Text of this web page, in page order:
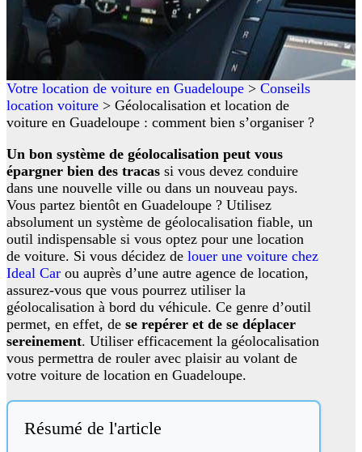
Votre location de voiture en Guadeloupe > Conseils
location voiture > Géolocalisation et location de
voiture en Guadeloupe : comment bien s’organiser ?
Un bon système de géolocalisation peut vous
épargner bien des tracas si vous devez conduire
dans une nouvelle ville ou dans un nouveau pays.
Vous partez bientôt en Guadeloupe ? Utilisez
absolument un système de géolocalisation fiable, un
outil indispensable si vous optez pour une location
de voiture. Si vous décidez de louer une voiture chez
Ideal Car ou auprès d’une autre agence de location,
assurez-vous que vous pourrez utiliser la
géolocalisation à bord du véhicule. Ce genre d’outil
permet, en effet, de se repérer et de se déplacer
sereinement. Utiliser efficacement la géolocalisation
vous permettra de rouler avec plaisir au volant de
votre voiture de location en Guadeloupe.
Résumé de l'article